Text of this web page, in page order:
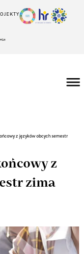
z języków obcych semestr
z
zima